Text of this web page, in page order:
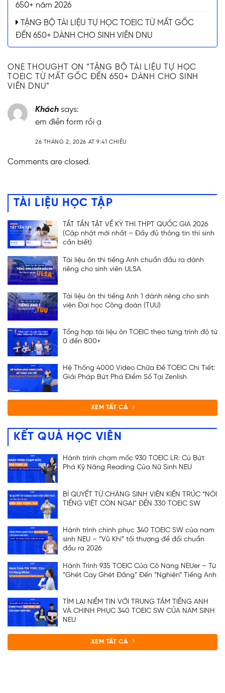
650+ năm 2026
TẶNG BỘ TÀI LIỆU TỰ HỌC TOEIC TỪ MẤT GỐC
ĐẾN 650+ DÀNH CHO SINH VIÊN DNU
ONE THOUGHT ON “
TẶNG BỘ TÀI LIỆU TỰ HỌC
TOEIC TỪ MẤT GỐC ĐẾN 650+ DÀNH CHO SINH
VIÊN DNU”
Khách says:
em điền form rồi ạ
26 THÁNG 2, 2026 AT 9:41 CHIỀU
Comments are closed.
TÀI LIỆU HỌC TẬP
TẤT TẦN TẬT VỀ KỲ THI THPT QUỐC GIA 2026
(Cập nhật mới nhất – Đầy đủ thông tin thí sinh
cần biết)
Tài liệu ôn thi tiếng Anh chuẩn đầu ra dành
riêng cho sinh viên ULSA
Tài liệu ôn thi tiếng Anh 1 dành riêng cho sinh
viên Đại học Công đoàn (TUU)
Tổng hợp tài liệu ôn TOEIC theo từng trình độ từ
0 đến 800+
Hệ Thống 4000 Video Chữa Đề TOEIC Chi Tiết:
Giải Pháp Bứt Phá Điểm Số Tại Zenlish
XEM TẤT CẢ
KẾT QUẢ HỌC VIÊN
Hành trình chạm mốc 930 TOEIC LR: Cú Bứt
Phá Kỹ Năng Reading Của Nữ Sinh NEU
BÍ QUYẾT TỪ CHÀNG SINH VIÊN KIẾN TRÚC “NÓI
TIẾNG VIỆT CÒN NGẠI” ĐẾN 330 TOEIC SW
Hành trình chinh phục 340 TOEIC SW của nam
sinh NEU – “Vũ Khí” tối thượng để đổi chuẩn
đầu ra 2026
Hành Trình 935 TOEIC Của Cô Nàng NEUer – Từ
“Ghét Cay Ghét Đắng” Đến “Nghiện” Tiếng Anh
TÌM LẠI NIỀM TIN VỚI TRUNG TÂM TIẾNG ANH
VÀ CHINH PHỤC 340 TOEIC SW CỦA NAM SINH
NEU
XEM TẤT CẢ